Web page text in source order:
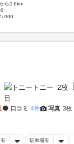
ら2.6km
口コミ 4件 写真 3枚
駐車場有